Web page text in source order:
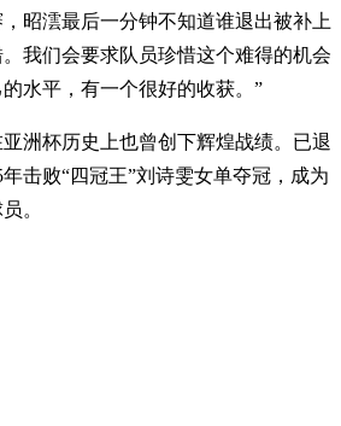
昭澐最后一分钟不知道谁退出被补上
我们会要求队员珍惜这个难得的机会
水平，有一个很好的收获。”
洲杯历史上也曾创下辉煌战绩。已退
击败“四冠王”刘诗雯女单夺冠，成为
。